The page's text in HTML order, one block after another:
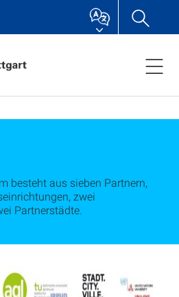
besteht aus sieben Partnern,
zwei
Partnerstädte.